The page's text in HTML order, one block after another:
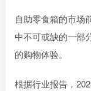
自助零食箱的市场
中不可或缺的一部
的购物体验。
根据行业报告，